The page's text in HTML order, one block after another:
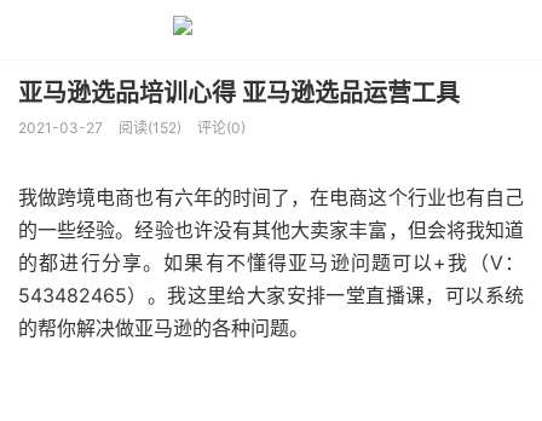
亚马逊选品培训心得 亚马逊选品运营工具
2021-03-27 阅读(152) 评论(0)
我做跨境电商也有六年的时间了，在电商这个行业也有自己
的一些经验。经验也许没有其他大卖家丰富，但会将我知道
的都进行分享。如果有不懂得亚马逊问题可以+我（V：
543482465）。我这里给大家安排一堂直播课，可以系统
的帮你解决做亚马逊的各种问题。